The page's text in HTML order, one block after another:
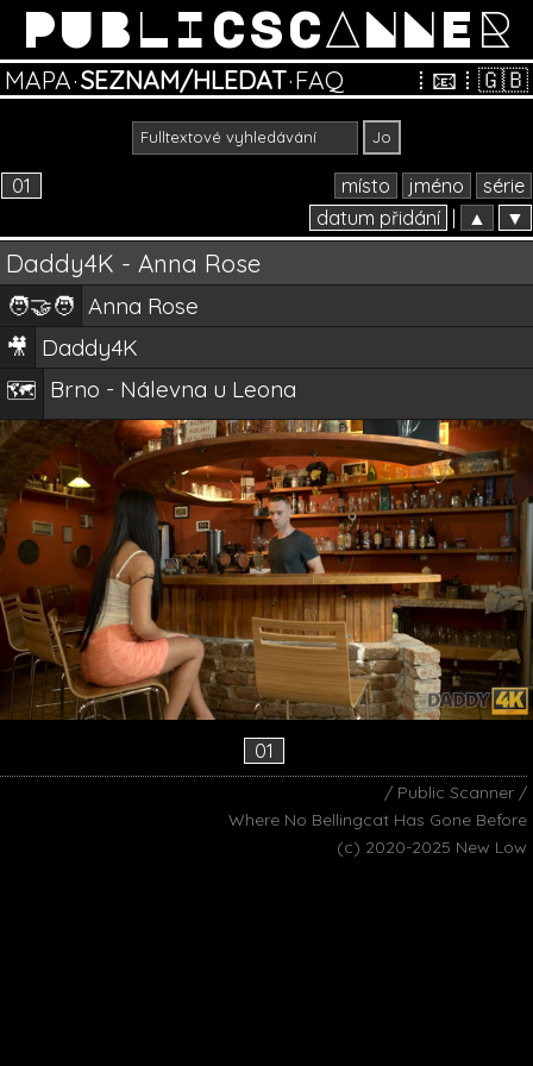
PUBLICSCANNER
MAPA·SEZNAM/HLEDAT·FAQ ⁞ 📧 ⁞ 🇬🇧
01 místo jméno
série
datum přidání
▲ ▼
Daddy4K - Anna Rose
🧑‍🤝‍🧑 Anna Rose
🎥 Daddy4K
🗺️ Brno - Nálevna u Leona
01
/ Public Scanner /
Where No Bellingcat Has Gone Before
(c) 2020-2025 New Low